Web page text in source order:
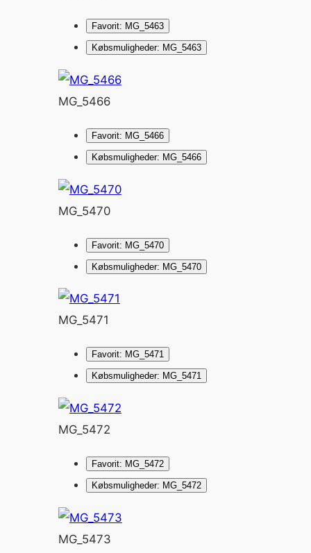
Favorit: MG_5463
Købsmuligheder: MG_5463
MG_5466
Favorit: MG_5466
Købsmuligheder: MG_5466
MG_5470
Favorit: MG_5470
Købsmuligheder: MG_5470
MG_5471
Favorit: MG_5471
Købsmuligheder: MG_5471
MG_5472
Favorit: MG_5472
Købsmuligheder: MG_5472
MG_5473